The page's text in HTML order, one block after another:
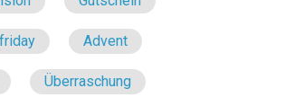
Advent
Überraschung